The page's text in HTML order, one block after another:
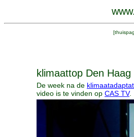
[
klimaattop Den Haag
De week na de
video is te vinden op CAS TV.